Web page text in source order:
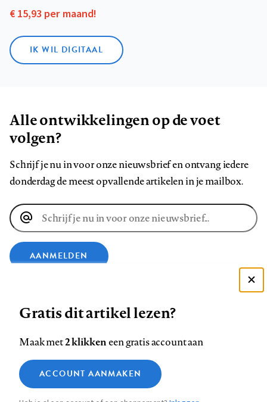
€ 15,93 per maand!
IK WIL DIGITAAL
Alle ontwikkelingen op de voet
volgen?
Schrijf je nu in voor onze nieuwsbrief en ontvang iedere
donderdag de meest opvallende artikelen in je mailbox.
E-
mailadres
AANMELDEN
op
Facebook
op
LinkedIn
op
Bluesky
ons
op
InstagramYouTube
Footer
Contact Colofon Disclaimer Privacy
Medische vragen verdienen
betrouwbare antwoorden
Zie onze cookie policy
Analytische cookies
Gratis dit artikel lezen?
Maak met2 klikkeneen gratis account aan
ACCOUNT AANMAKEN